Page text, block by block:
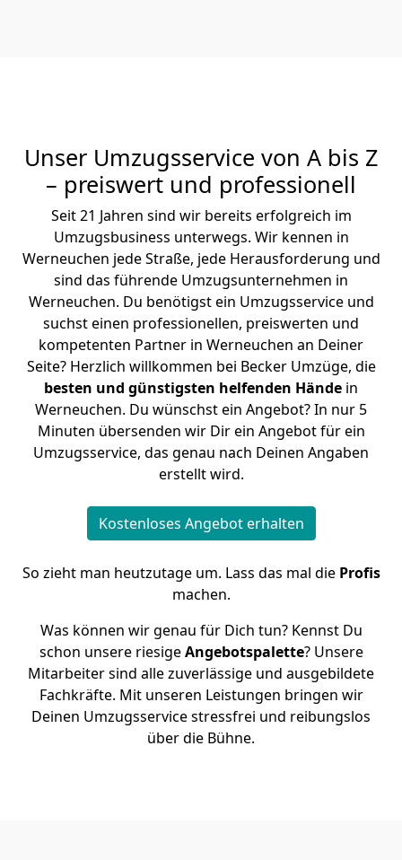
Unser Umzugsservice von A bis Z
– preiswert und professionell
Seit 21 Jahren sind wir bereits erfolgreich im
Umzugsbusiness unterwegs. Wir kennen in
Werneuchen jede Straße, jede Herausforderung und
sind das führende Umzugsunternehmen in
Werneuchen. Du benötigst ein Umzugsservice und
suchst einen professionellen, preiswerten und
kompetenten Partner in Werneuchen an Deiner
Seite? Herzlich willkommen bei Becker Umzüge, die
besten und günstigsten helfenden Hände in
Werneuchen. Du wünschst ein Angebot? In nur 5
Minuten übersenden wir Dir ein Angebot für ein
Umzugsservice, das genau nach Deinen Angaben
erstellt wird.
Kostenloses Angebot erhalten
So zieht man heutzutage um. Lass das mal die Profis
machen.
Was können wir genau für Dich tun? Kennst Du
schon unsere riesigeAngebotspalette? Unsere
Mitarbeiter sind alle zuverlässige und ausgebildete
Fachkräfte. Mit unseren Leistungen bringen wir
Deinen Umzugsservice stressfrei und reibungslos
über die Bühne.